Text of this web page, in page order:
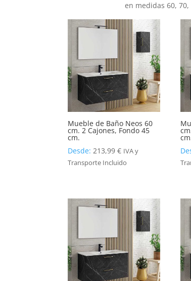
en medidas 60,
Mueble de Baño Neos 60
cm. 2 Cajones, Fondo 45
cm.
Desde: 213,99€ IVA y
Transporte Incluido